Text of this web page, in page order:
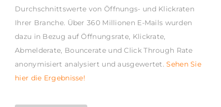
Durchschnittswerte von Öffnungs- und Klickraten
Ihrer Branche. Über 360 Millionen E-Mails wurden
dazu in Bezug auf Öffnungsrate, Klickrate,
Abmelderate, Bouncerate und Click Through Rate
anonymisiert analysiert und ausgewertet.Sehen Sie
hier die Ergebnisse!